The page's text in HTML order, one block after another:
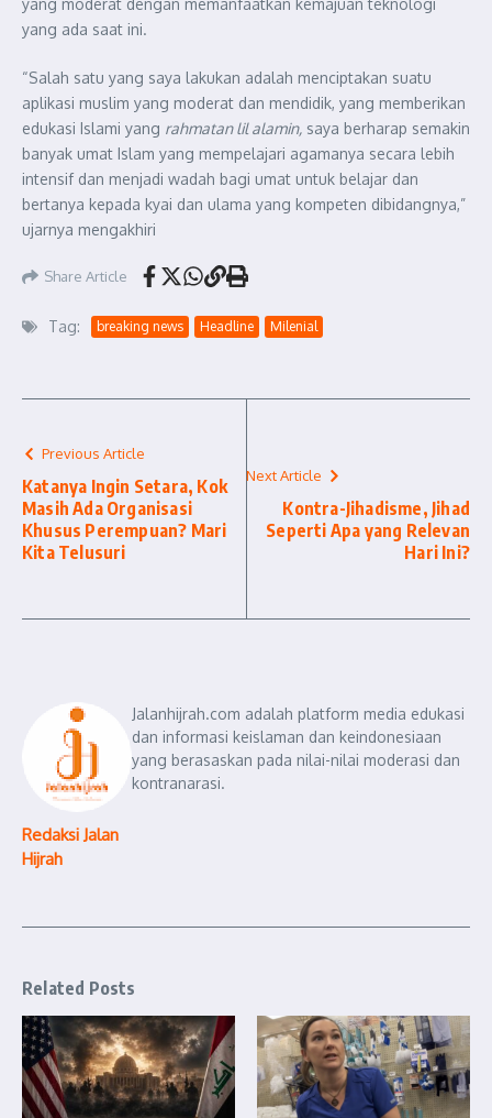
yang moderat dengan memanfaatkan kemajuan teknologi
yang ada saat ini.
“Salah satu yang saya lakukan adalah menciptakan suatu
aplikasi muslim yang moderat dan mendidik, yang memberikan
edukasi Islami yang rahmatan lil alamin, saya berharap semakin
banyak umat Islam yang mempelajari agamanya secara lebih
intensif dan menjadi wadah bagi umat untuk belajar dan
bertanya kepada kyai dan ulama yang kompeten dibidangnya,”
ujarnya mengakhiri
Share Article
Tag: breaking news Headline Milenial
Previous Article
Katanya Ingin Setara, Kok
Masih Ada Organisasi
Khusus Perempuan? Mari
Kita Telusuri
Next Article
Kontra-Jihadisme, Jihad
Seperti Apa yang Relevan
Hari Ini?
Redaksi Jalan
Hijrah
Jalanhijrah.com adalah platform media edukasi
dan informasi keislaman dan keindonesiaan
yang berasaskan pada nilai-nilai moderasi dan
kontranarasi.
Related Posts